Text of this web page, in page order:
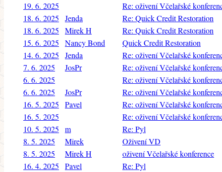
19. 6. 2025
Re: oživení Včelařské
18. 6. 2025
Jenda
Re: Quick Credit Restoration
18. 6. 2025
Mirek H
Re: Quick Credit Restoration
15. 6. 2025
Nancy Bond
Quick Credit Restoration
14. 6. 2025
Jenda
Re: oživení Včelařské
7. 6. 2025
JosPr
Re: oživení Včelařské
6. 6. 2025
Re: oživení Včelařské
6. 6. 2025
JosPr
Re: oživení Včelařské
16. 5. 2025
Pavel
Re: oživení Včelařské
16. 5. 2025
Re: oživení Včelařské
10. 5. 2025
m
Re: Pyl
8. 5. 2025
Mirek
Oživení VD
8. 5. 2025
Mirek H
oživení Včelařské konference
16. 4. 2025
Pavel
Re: Pyl